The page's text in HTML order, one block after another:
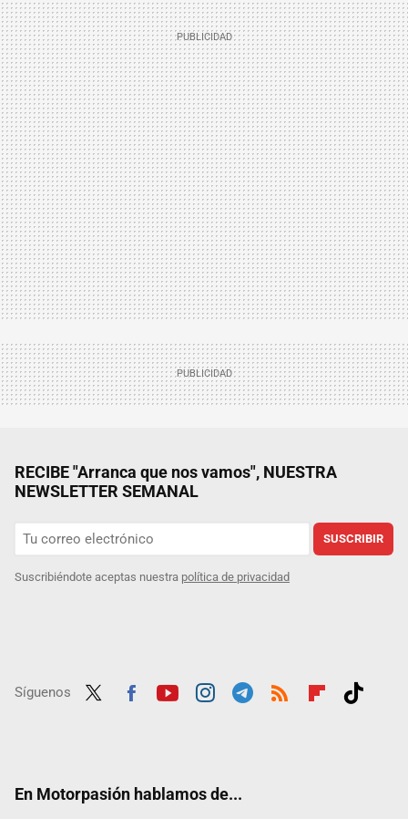
RECIBE "Arranca que nos vamos", NUESTRA
NEWSLETTER SEMANAL
SUSCRIBIR
Suscribiéndote aceptas nuestra política de privacidad
Síguenos
En Motorpasión hablamos de...